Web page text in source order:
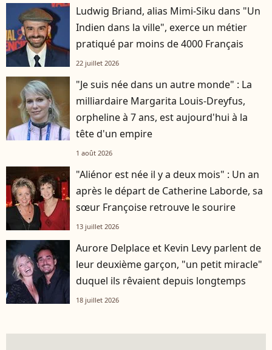
Ludwig Briand, alias Mimi-Siku dans "Un
Indien dans la ville", exerce un métier
pratiqué par moins de 4000 Français
22 juillet 2026
"Je suis née dans un autre monde" : La
milliardaire Margarita Louis-Dreyfus,
orpheline à 7 ans, est aujourd'hui à la
tête d'un empire
1 août 2026
"Aliénor est née il y a deux mois" : Un an
après le départ de Catherine Laborde, sa
sœur Françoise retrouve le sourire
13 juillet 2026
Aurore Delplace et Kevin Levy parlent de
leur deuxième garçon, "un petit miracle"
duquel ils rêvaient depuis longtemps
18 juillet 2026